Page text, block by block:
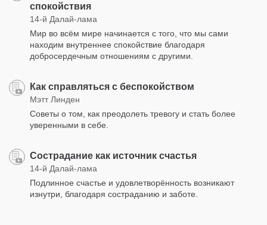
спокойствия
14-й Далай-лама
Мир во всём мире начинается с того, что мы сами
находим внутреннее спокойствие благодаря
добросердечным отношениям с другими.
Как справляться с беспокойством
Мэтт Линден
Советы о том, как преодолеть тревогу и стать более
уверенными в себе.
Сострадание как источник счастья
14-й Далай-лама
Подлинное счастье и удовлетворённость возникают
изнутри, благодаря состраданию и заботе.